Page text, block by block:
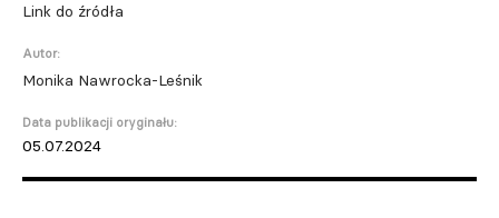
Link do źródła
Autor:
Monika Nawrocka-Leśnik
Data publikacji oryginału:
05.07.2024